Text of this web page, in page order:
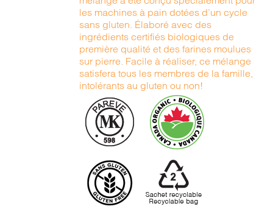
les machines à pain dotées d’un cycle
sans gluten. Élaboré avec des
ingrédients certifiés biologiques de
première qualité et des farines moulues
sur pierre. Facile à réaliser, ce mélange
satisfera tous les membres de la famille,
intolérants au gluten ou non!